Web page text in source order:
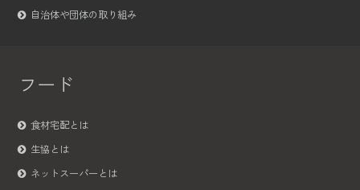
自治体や団体の取り組み
フード
食材宅配とは
生協とは
ネットスーパーとは